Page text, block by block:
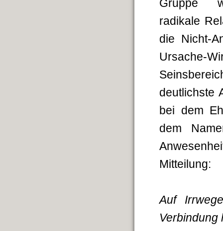
Gruppe
radikale
die Nicht-
Ursache-
deutlichste
bei dem
dem
Mitteilung:
Auf
Verbindung